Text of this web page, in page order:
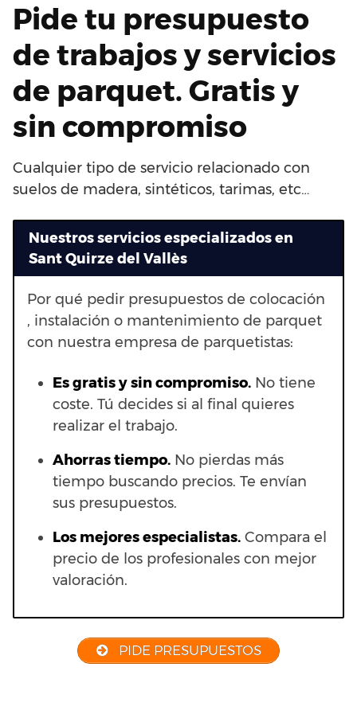
Pide tu presupuesto
de trabajos y servicios
de parquet. Gratis y
sin compromiso
Cualquier tipo de servicio relacionado con
suelos de madera, sintéticos, tarimas, etc…
Nuestros servicios especializados en
Sant Quirze del Vallès
Por qué pedir presupuestos de colocación
, instalación o mantenimiento de parquet
con nuestra empresa de parquetistas:
Es gratis y sin compromiso. No tiene
coste. Tú decides si al final quieres
realizar el trabajo.
Ahorras tiempo. No pierdas más
tiempo buscando precios. Te envían
sus presupuestos.
Los mejores especialistas. Compara el
precio de los profesionales con mejor
valoración.
PIDE PRESUPUESTOS